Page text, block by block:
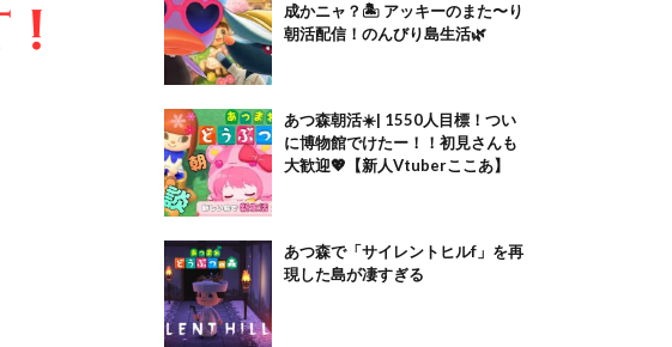
成かニャ？🏝️ アッキーのまた〜り
朝活配信！のんびり島生活🌿
あつ森朝活☀️| 1550人目標！つい
に博物館でけたー！！初見さんも
大歓迎💖【新人Vtuberここあ】
あつ森で「サイレントヒルf」を再
現した島が凄すぎる